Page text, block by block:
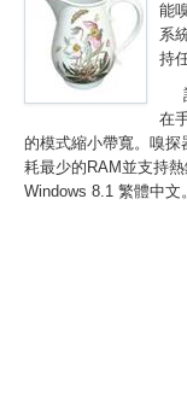
能
系
持
在
的模式縮小帶寬。嗅
耗最少的RAM並支持
Windows 8.1 繁體中文。